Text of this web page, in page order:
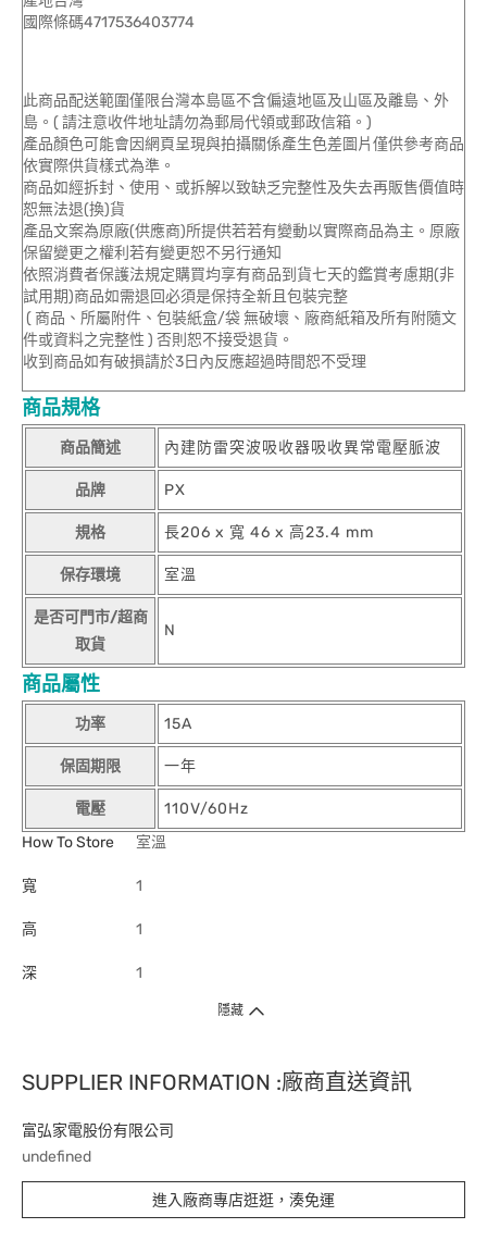
國際條碼4717536403774
此商品配送範圍僅限台灣本島區不含偏遠地區及山區及離島、外
島。( 請注意收件地址請勿為郵局代領或郵政信箱。)
產品顏色可能會因網頁呈現與拍攝關係產生色差圖片僅供參考商品
依實際供貨樣式為準。
商品如經拆封、使用、或拆解以致缺乏完整性及失去再販售價值時
恕無法退(換)貨
產品文案為原廠(供應商)所提供若若有變動以實際商品為主。原廠
保留變更之權利若有變更恕不另行通知
依照消費者保護法規定購買均享有商品到貨七天的鑑賞考慮期(非
試用期)商品如需退回必須是保持全新且包裝完整
( 商品、所屬附件、包裝紙盒/袋 無破壞、廠商紙箱及所有附隨文
件或資料之完整性 ) 否則恕不接受退貨。
收到商品如有破損請於3日內反應超過時間恕不受理
商品規格
商品簡述 內建防雷突波吸收器吸收異常電壓脈波
品牌 PX
規格 長206 x 寬 46 x 高23.4 mm
保存環境 室溫
是否可門市/超商
取貨
N
商品屬性
功率 15A
保固期限 一年
電壓
110V/60Hz
How To Store
室溫
寬 1
高 1
深 1
隱藏
SUPPLIER INFORMATION :廠商直送資訊
富弘家電股份有限公司
undefined
進入廠商專店逛逛，湊免運